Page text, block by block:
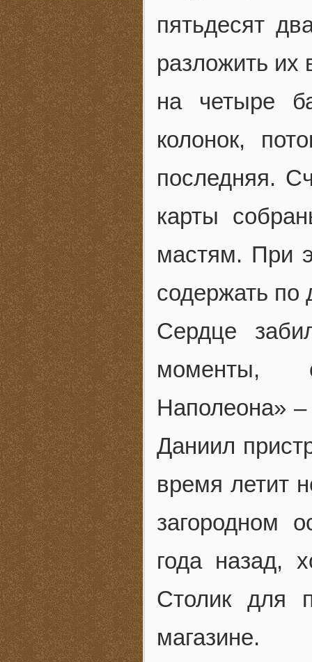
пятьдесят
разложить их
на четыре
колонок,
последняя.
карты
мастям. При
содержать по
Сердце
моменты,
Наполеона»
Даниил
время летит
загородном
года назад,
Столик для
магазине.